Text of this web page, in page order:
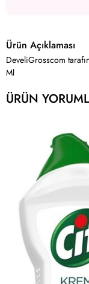
Ürün Açıklaması
DeveliGrosscom
Ml
ÜRÜN